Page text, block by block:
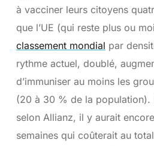
à vacciner leurs citoyens
que l’UE (qui reste plus ou
classement mondial par
rythme actuel, doublé,
d’immuniser au moins les
(20 à 30 % de la population).
selon Allianz, il y aurait
semaines qui coûterait au